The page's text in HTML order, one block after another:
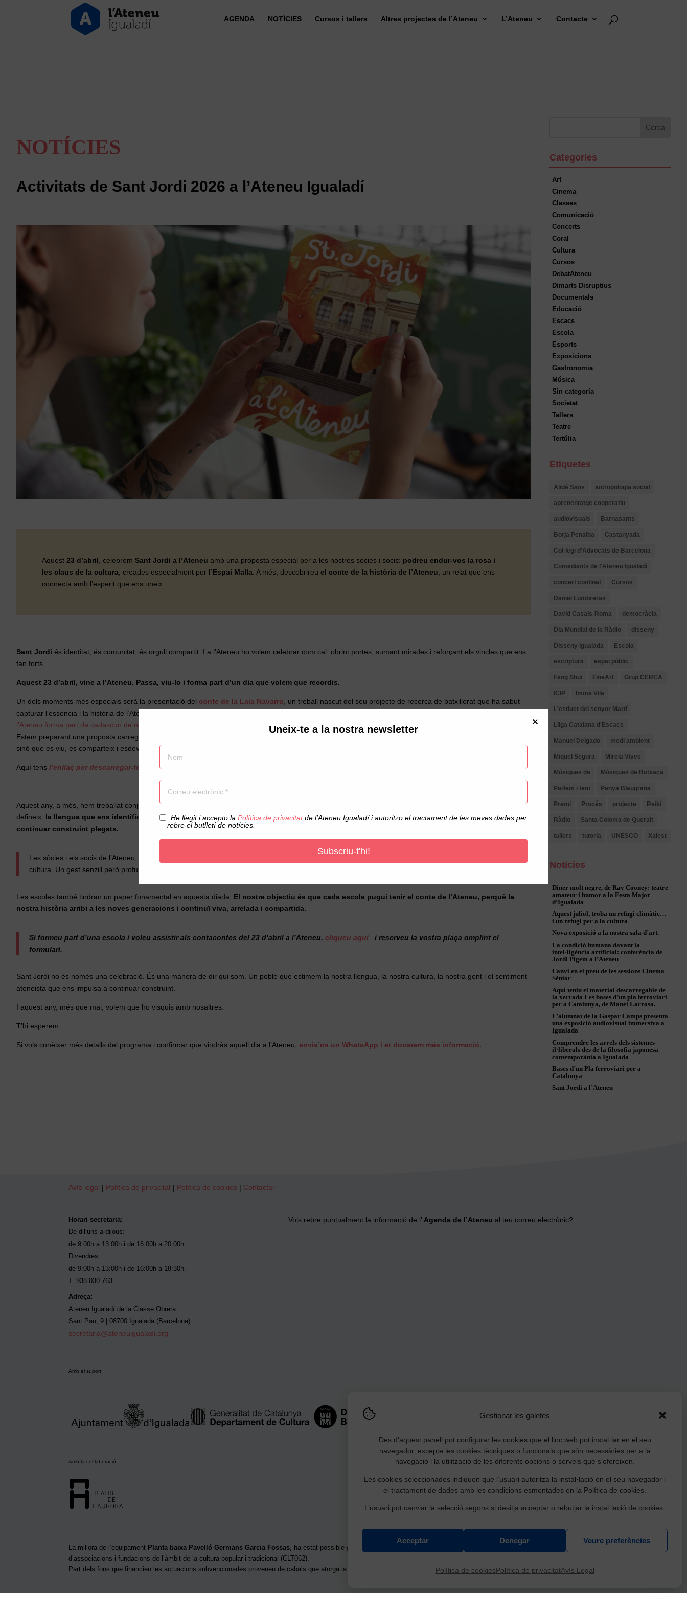
Gestionar les galetes
Des d’aquest panell pot configurar les cookies que el lloc web pot instal·lar en el seu
navegador, excepte les cookies tècniques o funcionals que són necessàries per a la
navegació i la utilització de les diferents opcions o serveis que s’ofereixen.
Les cookies seleccionades indiquen que l’usuari autoritza la instal·lació en el seu navegador i
el tractament de dades amb les condicions esmentades en la Política de cookies.
L’usuari pot canviar la selecció segons si desitja acceptar o rebutjar la instal·lació de cookies.
Acceptar Denegar Veure preferències
Política de cookiesPolítica de privacitatAvís Legal
Uneix-te a la nostra newsletter
He llegit i accepto la Política de privacitatde l'Ateneu Igualadí i autoritzo el tractament de les meves dades per
rebre el butlletí de notícies.
Subscriu-t'hi!
AGENDA NOTÍCIES Cursos i tallers Altres projectes de l’Ateneu L’Ateneu Contacte
NOTÍCIES
Activitats de Sant Jordi 2026 a l’Ateneu Igualadí
Aquest23 d’abril , celebremSant Jordi a l’Ateneu amb una proposta especial per a les nostres sòcies i socis: podreu endur-vos la rosa i
les claus de la cultura , creades especialment per l’Espai Malla . A més, descobrireuel conte de la història de l’Ateneu , un relat que ens
connecta amb l’esperit que ens uneix.
Sant Jordi és identitat, és comunitat, és orgull compartit. I a l’Ateneu ho volem celebrar com cal: obrint portes, sumant mirades i reforçant els vincles que ens
fan forts.
Aquest 23 d’abril, vine a l’Ateneu. Passa, viu-lo i forma part d’un dia que volem que recordis.
Un dels moments més especials serà la presentació del conte de la Laia Navarro , un treball nascut del seu projecte de recerca de batxillerat que ha sabut
capturar l’essència i la història de l’Ateneu amb una mirada jove i compromesa.
l’Ateneu forma part de cadascun de nosaltres.
Estem preparant una proposta carregada de sensibilitat, que posa en valor la paraula, la imaginació i la transmissió cultural. Un conte que no només s’explica,
sinó que es viu, es comparteix i esdevé pont entre generacions.
Aquí tens l’enllaç per descarregar-te el conte
Aquest any, a més, hem treballat conjuntament amb l’Espai Malla per crear un regal molt especial. Un detall ple de significat que simbolitza allò que ens
defineix: la llengua que ens identifica, la cultura que ens fa créixer i la cohesió que ens manté units. Un regal que és, en el fons, una invitació a
continuar construint plegats.
Les sòcies i els socis de l’Ateneu, a més de rebre la seva rosa, podran actualitzar les seves dades i endur-se un obsequi molt simbòlic: les claus de la
cultura. Un gest senzill però profund, que parla de pertinença, de futur i de compromís compartit.
Les escoles també tindran un paper fonamental en aquesta diada. El nostre objectiu és que cada escola pugui tenir el conte de l’Ateneu, perquè la
nostra història arribi a les noves generacions i continuï viva, arrelada i compartida.
Si formeu part d’una escola i voleu assistir als contacontes del 23 d’abril a l’Ateneu, cliqueu aquíi reserveu la vostra plaça omplint el
formulari.
Sant Jordi no és només una celebració. És una manera de dir qui som. Un poble que estimem la nostra llengua, la nostra cultura, la nostra gent i el sentiment
ateneista que ens impulsa a continuar construint.
I aquest any, més que mai, volem que ho visquis amb nosaltres.
T’hi esperem.
Si vols conèixer més detalls del programa i confirmar que vindràs aquell dia a l’Ateneu, envia’ns un WhatsApp i et donarem més informació.
Categories
Art
Cinema
Classes
Comunicació
Concerts
Coral
Cultura
Cursos
DebatAteneu
Dimarts Disruptius
Documentals
Educació
Escacs
Escola
Esports
Exposicions
Gastronomia
Música
Sin categoría
Societat
Tallers
Teatre
Tertúlia
Etiquetes
Alidé Sans antropologia social
aprenentatge cooperatiu
audiovisuals Barnasants
Borja Penalba Castanyada
Col·legi d’Advocats de Barcelona
Comediants de l'Ateneu Igualadí
concert confinat Cursos
Daniel Lumbreras
David Casals-Roma democràcia
Dia Mundial de la Ràdio disseny
Disseny Igualada Escola
escriptura espai públic
Feng Shui FineArt Grup CERCA
ICIP Imma Vila
L'estiuet del senyor Martí
Lliga Catalana d'Escacs
Manuel Delgado medi ambient
Miquel Segura Mireia Vives
Músiques de Músiques de Butxaca
Parlem i fem Penya Blaugrana
Premi Procés projecte Reiki
Ràdio Santa Coloma de Queralt
tallers tutoria UNESCO Xalest
Notícies
Diner molt negre, de Ray Cooney: teatre
amateur i humor a la Festa Major
d’Igualada
Aquest juliol, troba un refugi climàtic…
i un refugi per a la cultura
Nova exposició a la nostra sala d’art.
La condició humana davant la
intel·ligència artificial: conferència de
Jordi Pigem a l’Ateneu
Canvi en el preu de les sessions Cinema
Sènior
Aquí teniu el material descarregable de
la xerrada Les bases d’un pla ferroviari
per a Catalunya, de Manel Larrosa.
L’alumnat de la Gaspar Camps presenta
una exposició audiovisual immersiva a
Igualada
Comprendre les arrels dels sistemes
il·liberals des de la filosofia japonesa
contemporània a Igualada
Bases d’un Pla ferroviari per a
Catalunya
Sant Jordi a l’Ateneu
Avís legal | Política de privacitat | Política de cookies | Contactar
Horari secretaria:
De dilluns a dijous:
de 9:00h a 13:00h i de 16:00h a 20:00h.
Divendres:
de 9:00h a 13:00h i de 16:00h a 18:30h.
T. 938 030 763
Adreça:
Ateneu Igualadí de la Classe Obrera
Sant Pau, 9 | 08700 Igualada (Barcelona)
secretaria@ateneuigualadi.org
Vols rebre puntualment la informació de l’ Agenda de l’Ateneu al teu correu electrònic?
Amb el suport:
Amb la col·laboració:
La millora de l’equipament Planta baixa Pavelló Germans Garcia Fossas, ha estat possible gràcies a la subvenció per a la restauració, conservació i millora d'equipaments culturals
d’associacions i fundacions de l’àmbit de la cultura popular i tradicional (CLT062).
Part dels fons que financien les actuacions subvencionades provenen de cabals que atorga la
Junta d’Herències de la Generalitat de Catalunya.